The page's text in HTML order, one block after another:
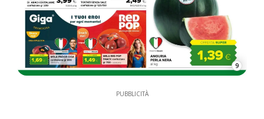
9
PUBBLICITÀ